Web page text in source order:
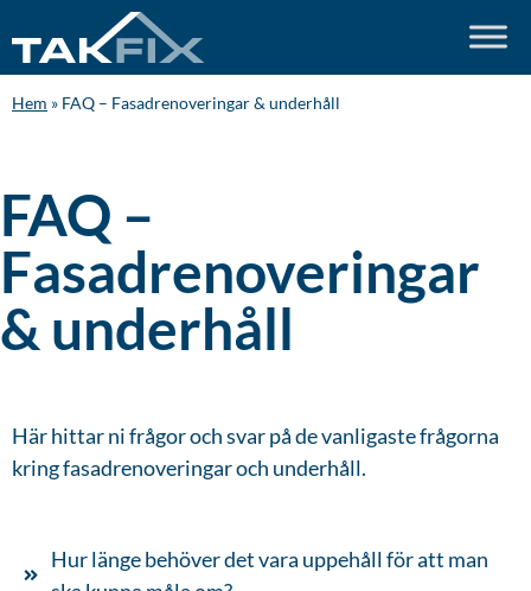
Hem » FAQ – Fasadrenoveringar & underhåll​
FAQ –
Fasadrenoveringar
& underhåll​
Här hittar ni frågor och svar på de vanligaste frågorna
kring fasadrenoveringar och underhåll.
Hur länge behöver det vara uppehåll för att man